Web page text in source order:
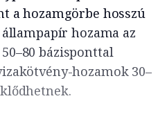
a hozamgörbe hosszú
hozama az
bázisponttal
hozamok 30–